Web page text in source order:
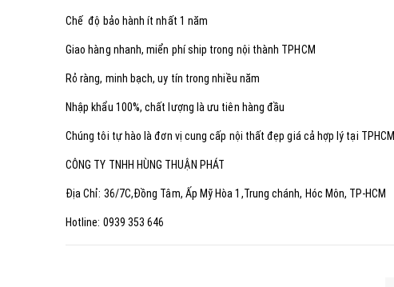
Chế độ bảo hành ít nhất 1 năm
Giao hàng nhanh, miển phí ship trong nội thành TPHCM
Rỏ ràng, minh bạch, uy tín trong nhiều năm
Nhập khẩu 100%, chất lượng là ưu tiên hàng đầu
Chúng tôi tự hào là đơn vị cung cấp nội thất đẹp giá cả hợp lý tại TPHCM
CÔNG TY TNHH HÙNG THUẬN PHÁT
Địa Chỉ: 36/7C,Đồng Tâm, Ấp Mỹ Hòa 1,Trung chánh, Hóc Môn, TP-HCM
Hotline: 0939 353 646